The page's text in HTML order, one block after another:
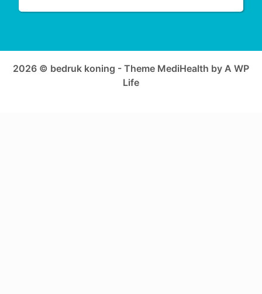
2026 © bedruk koning - Theme MediHealth by A WP
Life